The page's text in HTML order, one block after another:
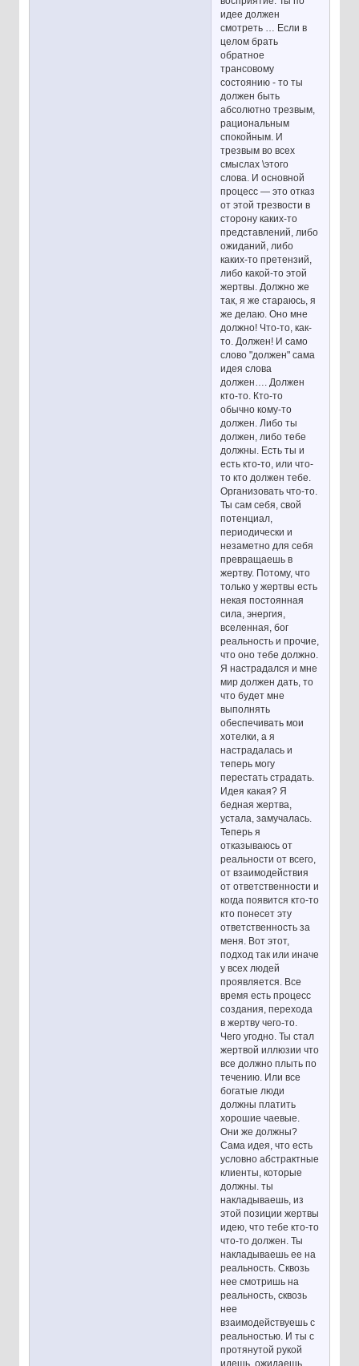
идее должен
смотреть … Если в
целом брать
обратное
трансовому
состоянию - то ты
должен быть
абсолютно трезвым,
рациональным
спокойным. И
трезвым во всех
смыслах \этого
слова. И основной
процесс — это отказ
от этой трезвости в
сторону каких-то
представлений, либо
ожиданий, либо
каких-то претензий,
либо какой-то этой
жертвы. Должно же
так, я же стараюсь, я
же делаю. Оно мне
должно! Что-то, как-
то. Должен! И само
слово "должен" сама
идея слова
должен…. Должен
кто-то. Кто-то
обычно кому-то
должен. Либо ты
должен, либо тебе
должны. Есть ты и
есть кто-то, или что-
то кто должен тебе.
Организовать что-то.
Ты сам себя, свой
потенциал,
периодически и
незаметно для себя
превращаешь в
жертву. Потому, что
только у жертвы есть
некая постоянная
сила, энергия,
вселенная, бог
реальность и прочие,
что оно тебе должно.
Я настрадался и мне
мир должен дать, то
что будет мне
выполнять
обеспечивать мои
хотелки, а я
настрадалась и
теперь могу
перестать страдать.
Идея какая? Я
бедная жертва,
устала, замучалась.
Теперь я
отказываюсь от
реальности от всего,
от взаимодействия
от ответственности и
когда появится кто-то
кто понесет эту
ответственность за
меня. Вот этот,
подход так или иначе
у всех людей
проявляется. Все
время есть процесс
создания, перехода
в жертву чего-то.
Чего угодно. Ты стал
жертвой иллюзии что
все должно плыть по
течению. Или все
богатые люди
должны платить
хорошие чаевые.
Они же должны?
Сама идея, что есть
условно абстрактные
клиенты, которые
должны. ты
накладываешь, из
этой позиции жертвы
идею, что тебе кто-то
что-то должен. Ты
накладываешь ее на
реальность. Сквозь
нее смотришь на
реальность, сквозь
нее
взаимодействуешь с
реальностью. И ты с
протянутой рукой
идешь, ожидаешь